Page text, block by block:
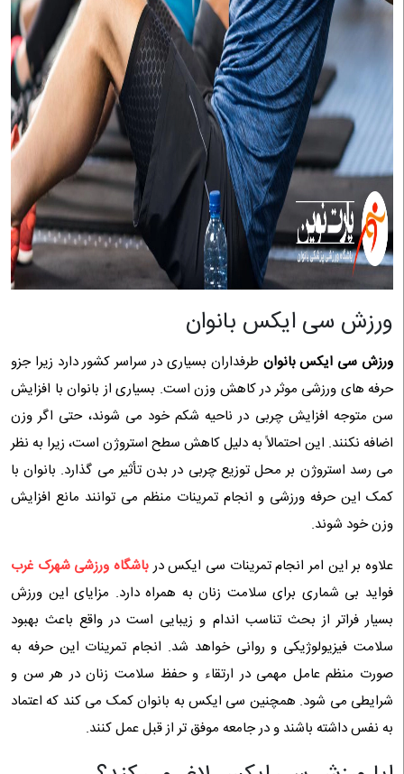
ورزش سی ایکس بانوان
ورزش سی ایکس بانوان طرفداران بسیاری در سراسر کشور دارد زیرا جزو
حرفه های ورزشی موثر در کاهش وزن است. بسیاری از بانوان با افزایش
سن متوجه افزایش چربی در ناحیه شکم خود می شوند، حتی اگر وزن
اضافه نکنند. این احتمالاً به دلیل کاهش سطح استروژن است، زیرا به نظر
می رسد استروژن بر محل توزیع چربی در بدن تأثیر می گذارد. بانوان با
کمک این حرفه ورزشی و انجام تمرینات منظم می توانند مانع افزایش
وزن خود شوند.
علاوه بر این امر انجام تمرینات سی ایکس در باشگاه ورزشی شهرک غرب
فواید بی شماری برای سلامت زنان به همراه دارد. مزایای این ورزش
بسیار فراتر از بحث تناسب اندام و زیبایی است در واقع باعث بهبود
سلامت فیزیولوژیکی و روانی خواهد شد. انجام تمرینات این حرفه به
صورت منظم عامل مهمی در ارتقاء و حفظ سلامت زنان در هر سن و
شرایطی می شود. همچنین سی ایکس به بانوان کمک می کند که اعتماد
به نفس داشته باشند و در جامعه موفق تر از قبل عمل کنند.